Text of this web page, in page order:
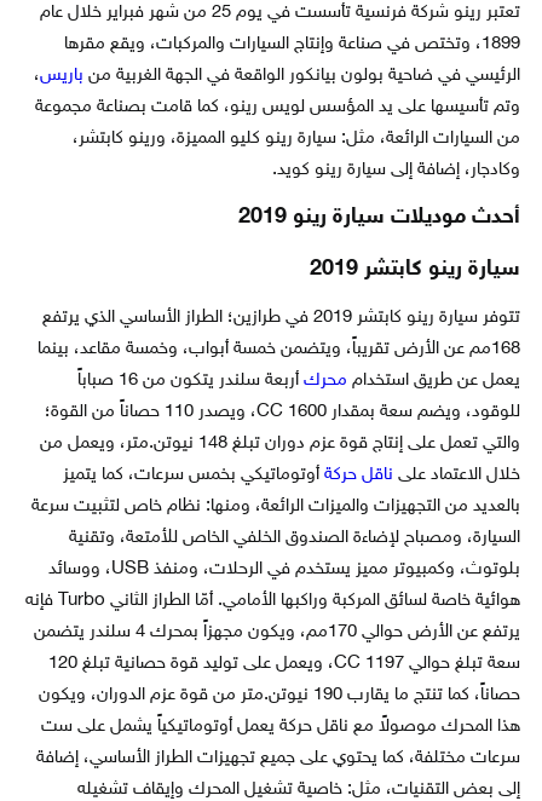
تعتبر رينو شركة فرنسية تأسست في يوم 25 من شهر فبراير خلال عام
1899، وتختص في صناعة وإنتاج السيارات والمركبات، ويقع مقرها
الرئيسي في ضاحية بولون بيانكور الواقعة في الجهة الغربية من باريس،
وتم تأسيسها على يد المؤسس لويس رينو، كما قامت بصناعة مجموعة
من السيارات الرائعة، مثل: سيارة رينو كليو المميزة، ورينو كابتشر،
وكادجار، إضافة إلى سيارة رينو كويد.
أحدث موديلات سيارة رينو 2019
سيارة رينو كابتشر 2019
تتوفر سيارة رينو كابتشر 2019 في طرازين؛ الطراز الأساسي الذي يرتفع
168مم عن الأرض تقريباً، ويتضمن خمسة أبواب، وخمسة مقاعد، بينما
يعمل عن طريق استخدام محرك
أربعة سلندر يتكون من 16 صباباً
للوقود، ويضم سعة بمقدار 1600 CC، ويصدر 110 حصاناً من القوة؛
والتي تعمل على إنتاج قوة عزم دوران تبلغ 148 نيوتن.متر، ويعمل من
خلال الاعتماد على ناقل حركةأوتوماتيكي بخمس سرعات، كما يتميز
بالعديد من التجهيزات والميزات الرائعة، ومنها: نظام خاص لتثبيت سرعة
السيارة، ومصباح لإضاءة الصندوق الخلفي الخاص للأمتعة، وتقنية
بلوتوث، وكمبيوتر مميز يستخدم في الرحلات، ومنفذ USB، ووسائد
هوائية خاصة لسائق المركبة وراكبها الأمامي. أمّا الطراز الثاني Turbo فإنه
يرتفع عن الأرض حوالي 170مم، ويكون مجهزاً بمحرك 4 سلندر يتضمن
سعة تبلغ حوالي 1197 CC، ويعمل على توليد قوة حصانية تبلغ 120
حصاناً، كما تنتج ما يقارب 190 نيوتن.متر من قوة عزم الدوران، ويكون
هذا المحرك موصولاً مع ناقل حركة يعمل أوتوماتيكياً يشمل على ست
سرعات مختلفة، كما يحتوي على جميع تجهيزات الطراز الأساسي، إضافة
إلى بعض التقنيات، مثل: خاصية تشغيل المحرك وإيقاف تشغيله